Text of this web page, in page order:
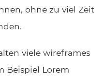
ohne zu viel Zeit
viele wireframes
Beispiel Lorem